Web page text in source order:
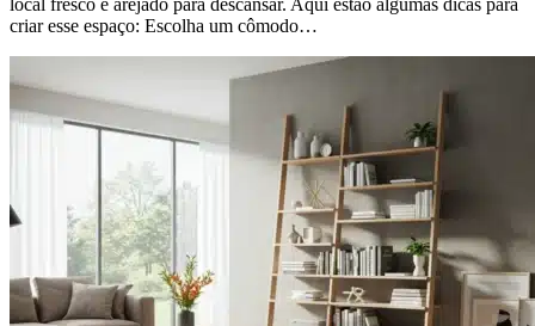
criar esse espaço: Escolha um cômodo…